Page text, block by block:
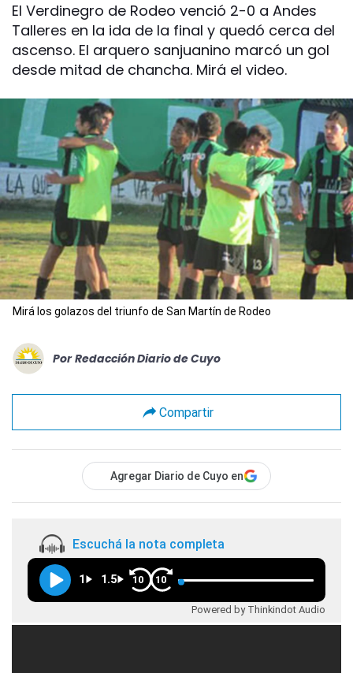
El Verdinegro de Rodeo venció 2-0 a Andes
Talleres en la ida de la final y quedó cerca del
ascenso. El arquero sanjuanino marcó un gol
desde mitad de chancha. Mirá el video.
Mirá los golazos del triunfo de San Martín de Rodeo
Por Redacción Diario de Cuyo
Compartir
Agregar Diario de Cuyo en
Escuchá la nota completa
1 1.5 10 10
Powered by Thinkindot Audio